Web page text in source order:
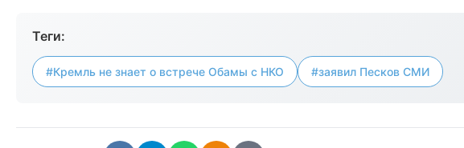
Теги:
#Кремль не знает о встрече Обамы с НКО #заявил Песков СМИ